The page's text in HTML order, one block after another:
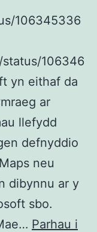
106345336
106346
yn eithaf da
ar
llefydd
defnyddio
neu
dibynnu ar y
sbo.
Parhau i